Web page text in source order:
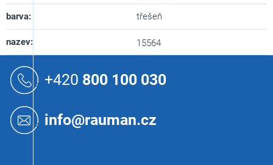
barva: třešeň
nazev: 15564
+420 800 100 030
info@rauman.cz